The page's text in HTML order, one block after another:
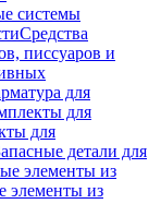
системы
Средства
писсуаров и
для
для
для
детали для
элементы из
элементы из